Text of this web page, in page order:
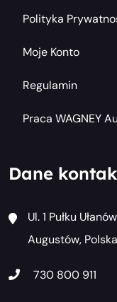
Polityka
Moje Konto
Regulamin
Praca WAGNEY
Dane
Ul. 1 Pułku
Augustów, Polska
730 800 911